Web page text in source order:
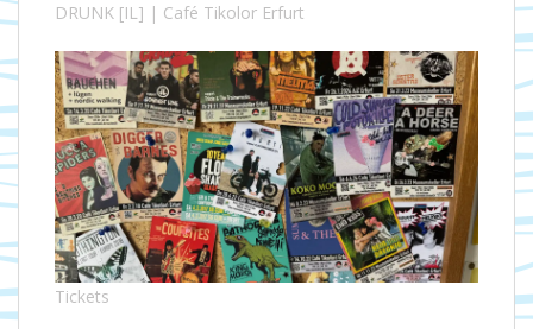
DRUNK [IL] | Café Tikolor Erfurt
Tickets